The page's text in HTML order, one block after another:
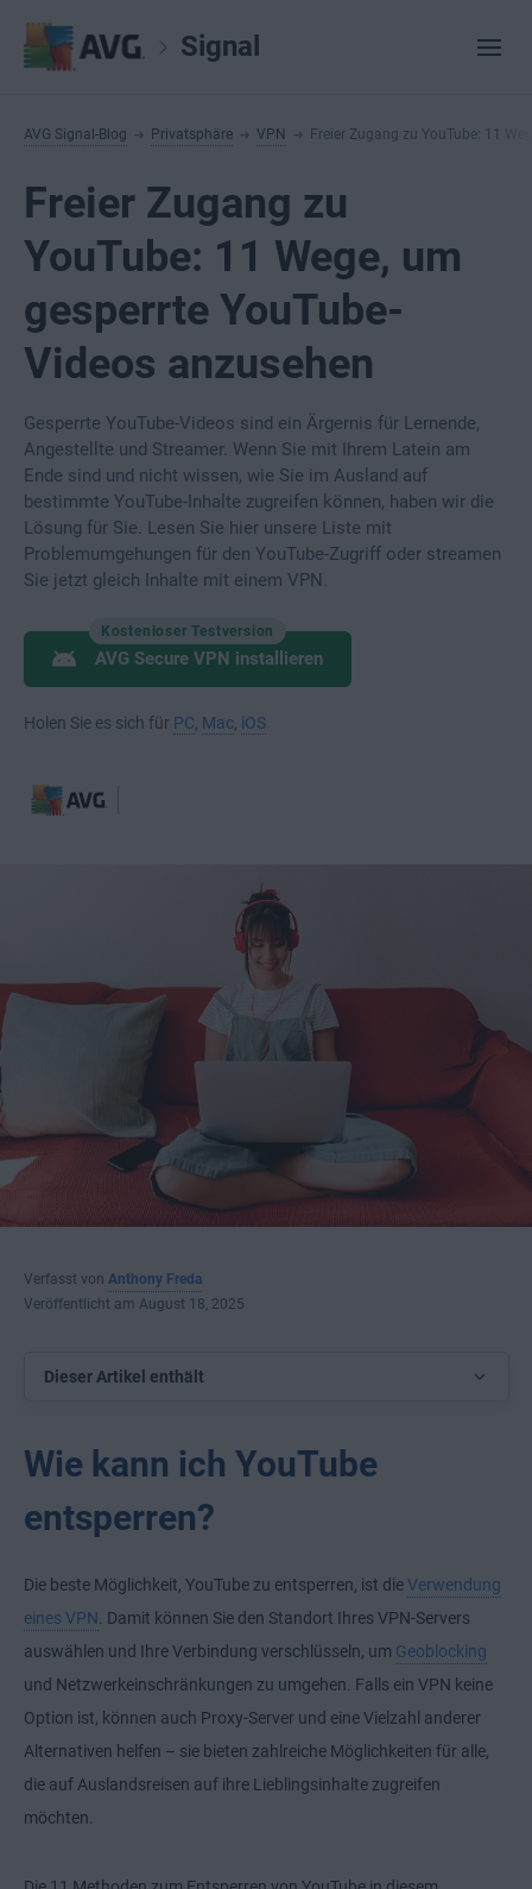
Signal
AVG Signal-Blog Privatsphäre VPN Freier Zugang zu YouTube: 11
Freier Zugang zu
YouTube: 11 Wege, um
gesperrte YouTube-
Videos anzusehen
Gesperrte YouTube-Videos sind ein Ärgernis für Lernende,
Angestellte und Streamer. Wenn Sie mit Ihrem Latein am
Ende sind und nicht wissen, wie Sie im Ausland auf
bestimmte YouTube-Inhalte zugreifen können, haben wir die
Lösung für Sie. Lesen Sie hier unsere Liste mit
Problemumgehungen für den YouTube-Zugriff oder streamen
Sie jetzt gleich Inhalte mit einem VPN.
Kostenloser Testversion
AVG Secure VPN installieren
Holen Sie es sich für PC Mac iOS
Verfasst von Anthony Freda
Veröffentlicht am August 18, 2025
Dieser Artikel enthält
Wie kann ich YouTube
entsperren?
Die beste Möglichkeit, YouTube zu entsperren, ist dieVerwendung
eines VPN. Damit können Sie den Standort Ihres VPN-Servers
auswählen und Ihre Verbindung verschlüsseln, um Geoblocking
und Netzwerkeinschränkungen zu umgehen. Falls ein VPN keine
Option ist, können auch Proxy-Server und eine Vielzahl anderer
Alternativen helfen – sie bieten zahlreiche Möglichkeiten für alle,
die auf Auslandsreisen auf ihre Lieblingsinhalte zugreifen
möchten.